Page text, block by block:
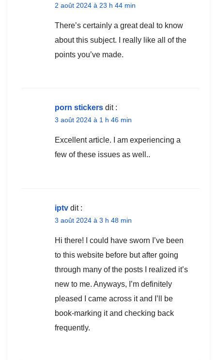
2 août 2024 à 23 h 44 min
There’s certainly a great deal to know
about this subject. I really like all of the
points you’ve made.
porn stickers dit :
3 août 2024 à 1 h 46 min
Excellent article. I am experiencing a
few of these issues as well..
iptv dit :
3 août 2024 à 3 h 48 min
Hi there! I could have sworn I’ve been
to this website before but after going
through many of the posts I realized it’s
new to me. Anyways, I’m definitely
pleased I came across it and I’ll be
book-marking it and checking back
frequently.